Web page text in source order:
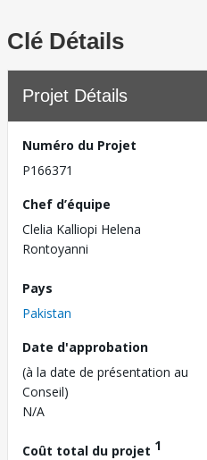
Clé Détails
Projet Détails
Numéro du Projet
P166371
Chef d’équipe
Clelia Kalliopi Helena
Rontoyanni
Pays
Pakistan
Date d'approbation
(à la date de présentation au
Conseil)
N/A
Coût total du projet 1